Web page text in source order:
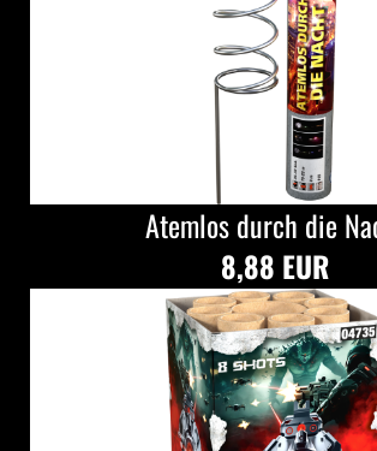
Atemlos durch die
8,88 EUR